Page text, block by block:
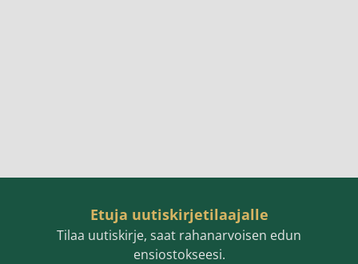
Etuja uutiskirjetilaajalle
Tilaa uutiskirje, saat rahanarvoisen edun
ensiostokseesi.